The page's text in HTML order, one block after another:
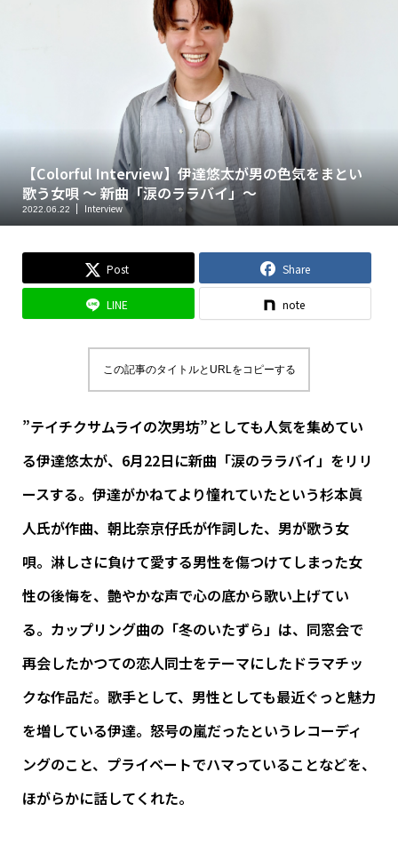
【Colorful Interview】伊達悠太が男の色気をまとい
歌う女唄 〜 新曲「涙のララバイ」〜
2022.06.22 Interview
Post Share
LINE note
この記事のタイトルとURLをコピーする
”テイチクサムライの次男坊”としても人気を集めてい
る伊達悠太が、6月22日に新曲「涙のララバイ」をリリ
ースする。伊達がかねてより憧れていたという杉本眞
人氏が作曲、朝比奈京仔氏が作詞した、男が歌う女
唄。淋しさに負けて愛する男性を傷つけてしまった女
性の後悔を、艶やかな声で心の底から歌い上げてい
る。カップリング曲の「冬のいたずら」は、同窓会で
再会したかつての恋人同士をテーマにしたドラマチッ
クな作品だ。歌手として、男性としても最近ぐっと魅力
を増している伊達。怒号の嵐だったというレコーディ
ングのこと、プライベートでハマっていることなどを、
ほがらかに話してくれた。